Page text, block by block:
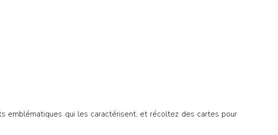
emblématiques qui les caractérisent, et récoltez des cartes pour